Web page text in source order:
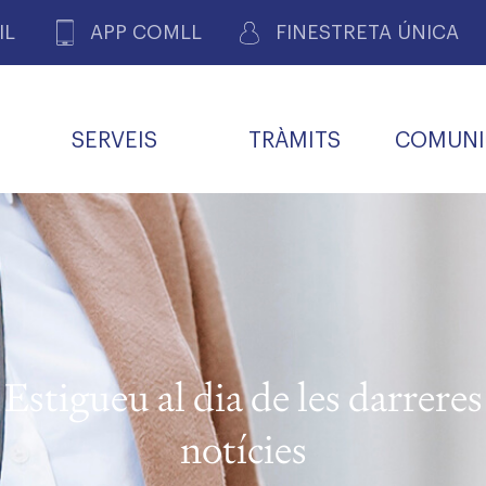
APP COMLL FINESTRETA ÚNICA
DE PACIENTS DE LLEIDA
SERVEIS TRÀMITS
DE GOVERN COMISSIÓ DEONTOLÒGICA
INFORMÀTICA I NOVES
TECNOLOGIES
DE FEINA
ALERTES
FARMACÈUTIQUES
R
CARNET METGE
COL·LEGIAT
Estigueu al dia de les darreres
notícies